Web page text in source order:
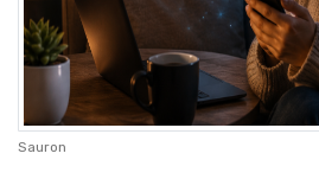
Sauron